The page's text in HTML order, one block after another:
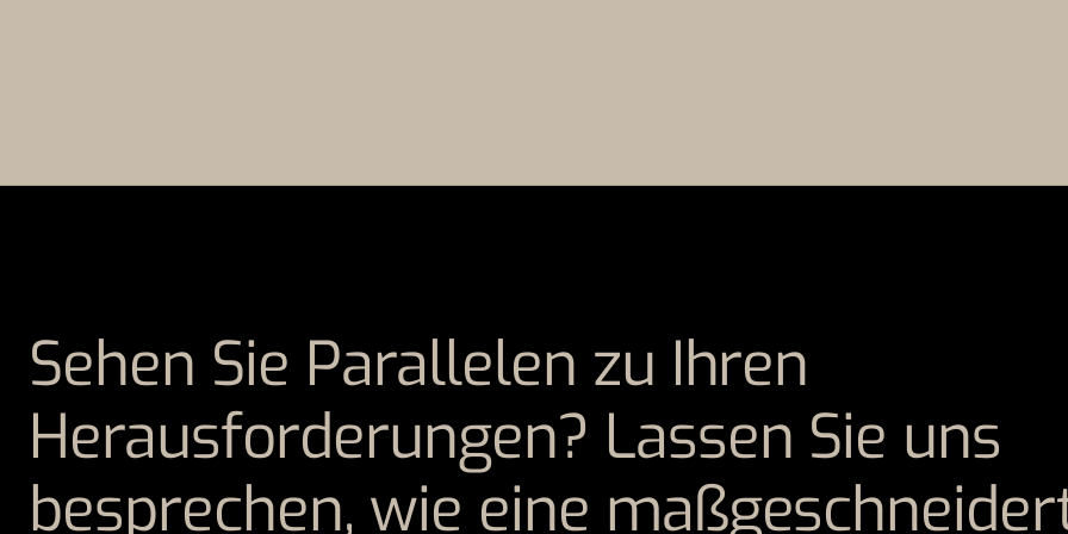
Sehen Sie Parallelen zu Ihren
Herausforderungen? Lassen Sie uns
besprechen, wie eine